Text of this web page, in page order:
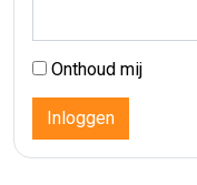
Onthoud mij